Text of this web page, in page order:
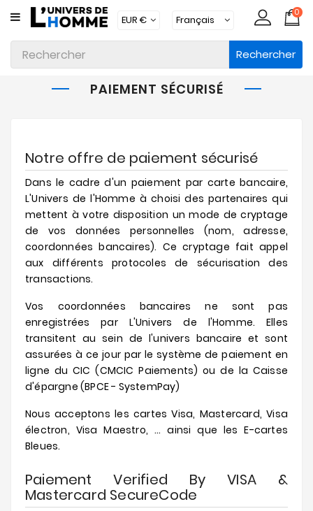
CATÉGORIE
Sous-
Vêtements
Bain
Vêtements
D'intérieur
Accessoires
Chaussettes
Lots
Marques
Nouveautés
Soldes
Promotions
0
Rechercher
PAIEMENT SÉCURISÉ
Notre offre de paiement sécurisé
Dans le cadre d'un paiement par carte bancaire,
L'Univers de l'Homme à choisi des partenaires qui
mettent à votre disposition un mode de cryptage
de vos données personnelles (nom, adresse,
coordonnées bancaires). Ce cryptage fait appel
aux différents protocoles de sécurisation des
transactions.
Vos coordonnées bancaires ne sont pas
enregistrées par L'Univers de l'Homme. Elles
transitent au sein de l'univers bancaire et sont
assurées à ce jour par le système de paiement en
ligne du CIC (CMCIC Paiements) ou de la Caisse
d'épargne (BPCE - SystemPay)
Nous acceptons les cartes Visa, Mastercard, Visa
électron, Visa Maestro, ... ainsi que les E-cartes
Bleues.
Paiement Verified By VISA &
Mastercard SecureCode